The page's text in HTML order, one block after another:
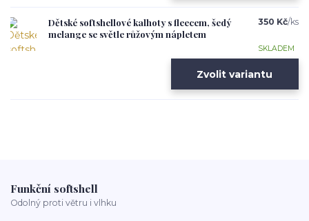
Dětské softshellové kalhoty s fleecem, šedý
melange se světle růžovým nápletem
350 Kč/ks
SKLADEM
Zvolit variantu
Funkční softshell
Odolný proti větru i vlhku